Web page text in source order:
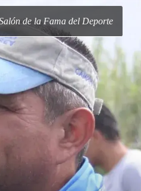
de la Fama del Deporte